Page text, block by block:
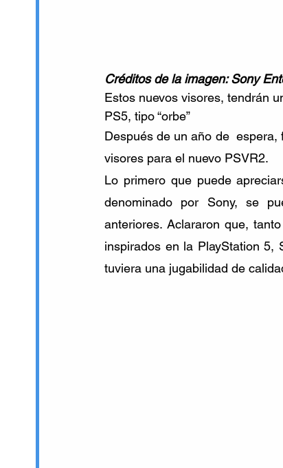
Créditos de la imagen: Sony
Estos nuevos visores, tendrán
PS5, tipo “orbe”
Después de un año de
visores para el nuevo PSVR2.
Lo primero que puede
denominado por Sony, se
anteriores. Aclararon que,
inspirados en la PlayStation 5,
tuviera una jugabilidad de